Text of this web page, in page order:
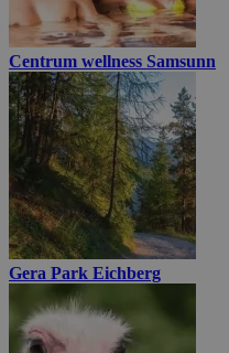
Centrum wellness Samsunn
Gera Park Eichberg